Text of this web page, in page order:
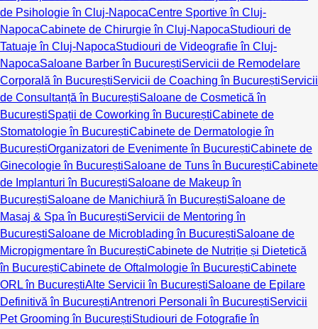
de Psihologie în Cluj-NapocaCentre Sportive în Cluj-
NapocaCabinete de Chirurgie în Cluj-NapocaStudiouri de
Tatuaje în Cluj-NapocaStudiouri de Videografie în Cluj-
NapocaSaloane Barber în BucureștiServicii de Remodelare
Corporală în BucureștiServicii de Coaching în BucureștiServicii
de Consultanță în BucureștiSaloane de Cosmetică în
BucureștiSpații de Coworking în BucureștiCabinete de
Stomatologie în BucureștiCabinete de Dermatologie în
BucureștiOrganizatori de Evenimente în BucureștiCabinete de
Ginecologie în BucureștiSaloane de Tuns în BucureștiCabinete
de Implanturi în BucureștiSaloane de Makeup în
BucureștiSaloane de Manichiură în BucureștiSaloane de
Masaj & Spa în BucureștiServicii de Mentoring în
BucureștiSaloane de Microblading în BucureștiSaloane de
Micropigmentare în BucureștiCabinete de Nutriție și Dietetică
în BucureștiCabinete de Oftalmologie în BucureștiCabinete
ORL în BucureștiAlte Servicii în BucureștiSaloane de Epilare
Definitivă în BucureștiAntrenori Personali în BucureștiServicii
Pet Grooming în BucureștiStudiouri de Fotografie în